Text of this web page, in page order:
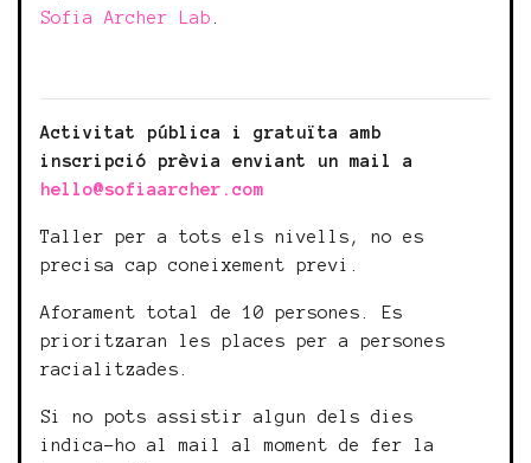
Sofia Archer Lab
Activitat pública i gratuïta amb
inscripció prèvia enviant un mail a
hello@sofiaarcher.com
Taller per a tots els nivells, no es
precisa cap coneixement previ.
Aforament total de 10 persones. Es
prioritzaran les places per a persones
racialitzades.
Si no pots assistir algun dels dies
indica-ho al mail al moment de fer la